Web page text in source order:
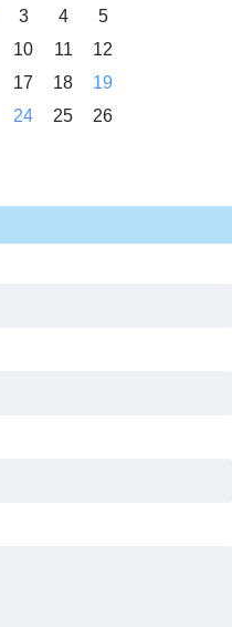
3 4
5
10 11
12
17 18
19
24 25
26